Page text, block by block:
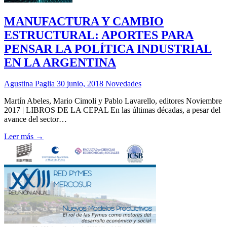
MANUFACTURA Y CAMBIO
ESTRUCTURAL: APORTES PARA
PENSAR LA POLÍTICA INDUSTRIAL
EN LA ARGENTINA
Agustina Paglia 30 junio, 2018 Novedades
Martín Abeles, Mario Cimoli y Pablo Lavarello, editores Noviembre
2017 | LIBROS DE LA CEPAL En las últimas décadas, a pesar del
avance del sector…
Leer más →